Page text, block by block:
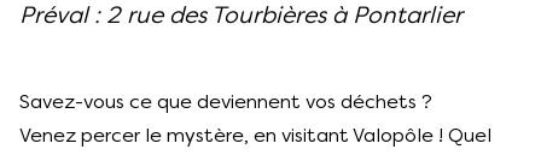
Préval : 2 rue des Tourbières à Pontarlier
Savez-vous ce que deviennent vos déchets ?
Venez percer le mystère, en visitant Valopôle ! Quel